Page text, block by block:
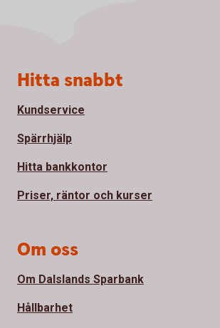
Sidfot
Hitta snabbt
Kundservice
Spärrhjälp
Hitta bankkontor
Priser, räntor och kurser
Om oss
Om Dalslands Sparbank
Hållbarhet